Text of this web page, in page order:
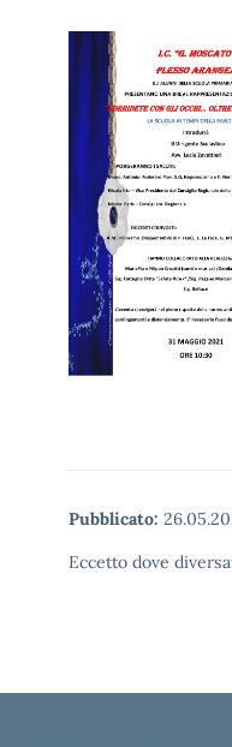
Pubblicato:
Eccetto dove